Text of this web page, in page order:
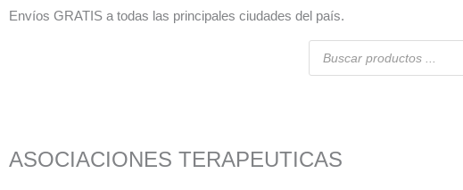
Envíos GRATIS a todas las principales ciudades del país.
Búsqueda
productos
ASOCIACIONES TERAPEUTICAS